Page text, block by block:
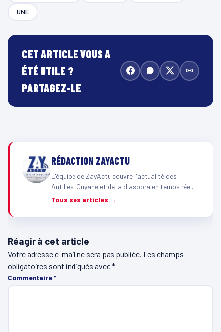
UNE
CET ARTICLE VOUS A
ÉTÉ UTILE ?
PARTAGEZ-LE
RÉDACTION ZAYACTU
L'équipe de ZayActu couvre l'actualité des
Antilles-Guyane et de la diaspora en temps réel.
Tous ses articles →
Réagir à cet article
Votre adresse e-mail ne sera pas publiée. Les champs
obligatoires sont indiqués avec*
Commentaire*